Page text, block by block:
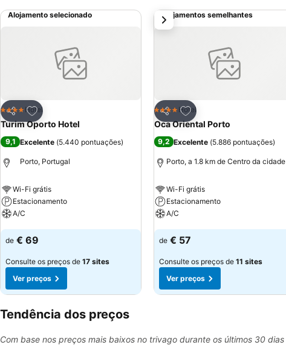
Alojamento selecionado
Partilhar
Adicionar aos favoritos
4 EstrelasHotel
Turim Oporto Hotel
9,1 Excelente (5.440 pontuações)
Porto, Portugal
Wi-Fi grátis
Estacionamento
A/C
Ver preços
de € 69
Consulte os preços de 17 sites
Ver preços
Alojamentos semelhantes
Partilhar
Adicionar aos favoritos
4 EstrelasHotel
Oca Oriental Porto
9,2 Excelente (5.886 pontuações)
Porto, a 1.8 km de Centro da cidade
Wi-Fi grátis
Estacionamento
A/C
Ver preços
de € 57
Consulte os preços de 11 sites
Ver preços
próximo
Tendência dos preços
Com base nos preços mais baixos no trivago durante os últimos 30 dias